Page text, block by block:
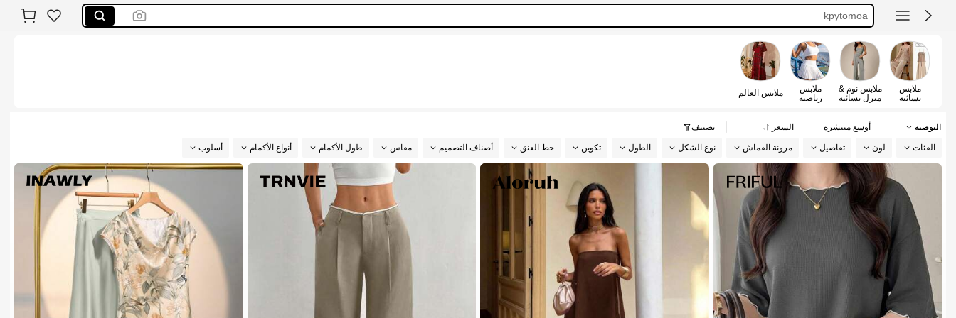
maija
motf
ملابس
نسائية
ملابس نوم &
منزل نسائية
ملابس
رياضية
ملابس العالم
التوصية أوسع منتشرة السعر تصنيف
الفئات لون تفاصيل مرونة القماش نوع الشكل الطول تكوين خط العنق أصناف التصميم مقاس طول الأكمام أنواع الأكمام أسلوب